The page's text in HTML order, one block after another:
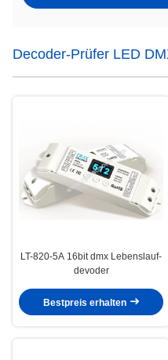
Decoder-Prüfer LED
LT-820-5A 16bit dmx Lebenslauf-
devoder
Bestpreis erhalten